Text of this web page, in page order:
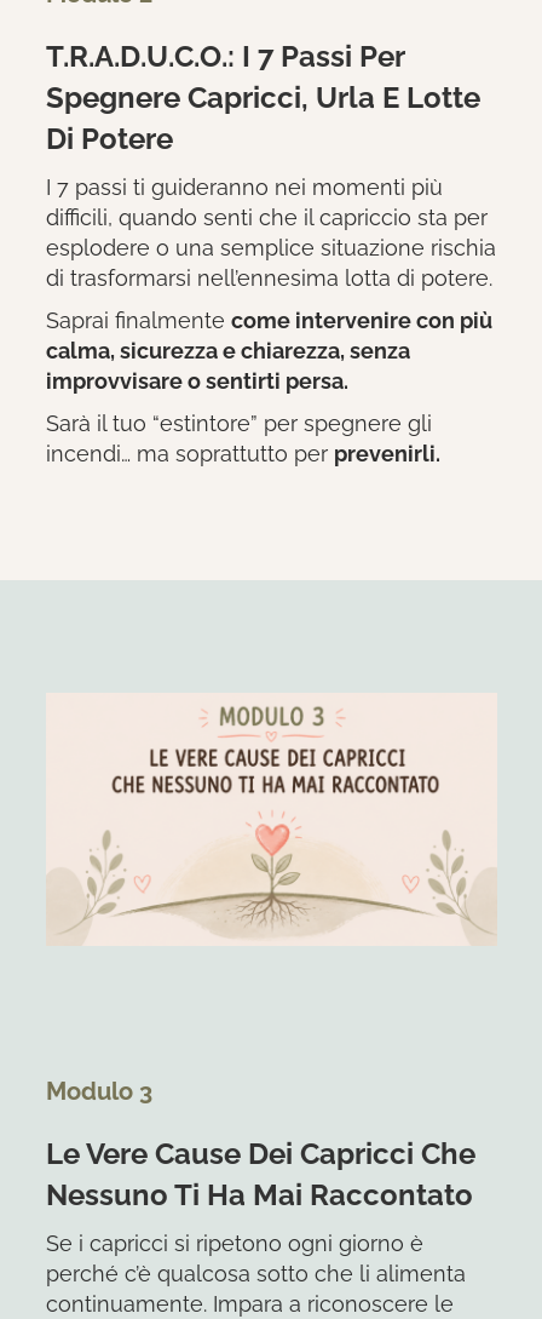
T.R.A.D.U.C.O.: I 7 Passi Per
Spegnere Capricci, Urla E Lotte
Di Potere
I 7 passi ti guideranno nei momenti più
difficili, quando senti che il capriccio sta per
esplodere o una semplice situazione rischia
di trasformarsi nell’ennesima lotta di potere.
Saprai finalmente come intervenire con più
calma, sicurezza e chiarezza, senza
improvvisare o sentirti persa.
Sarà il tuo “estintore” per spegnere gli
incendi… ma soprattutto per prevenirli.
Modulo 3
Le Vere Cause Dei Capricci Che
Nessuno Ti Ha Mai Raccontato
Se i capricci si ripetono ogni giorno è
perché c’è qualcosa sotto che li alimenta
continuamente. Impara a riconoscere le